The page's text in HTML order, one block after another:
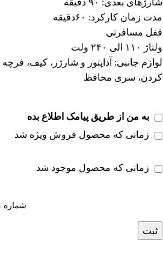
شارژهای بعدی: ۹۰ دقیقه
مدت زمان کارکرد: ۶۰دقیقه
قفل مسافرتی
ولتاژ ۱۱۰ الی ۲۴۰ ولت
لوازم جانبی: آداپتور و شارژر، کیف، فرچه
کردن، سری محافظ
به من از طریق پیامک اطلاع بده
زمانی که محصول فروش ویژه شد
زمانی که محصول موجود شد
ثبت